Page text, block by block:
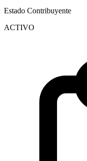
Estado Contribuyente
ACTIVO